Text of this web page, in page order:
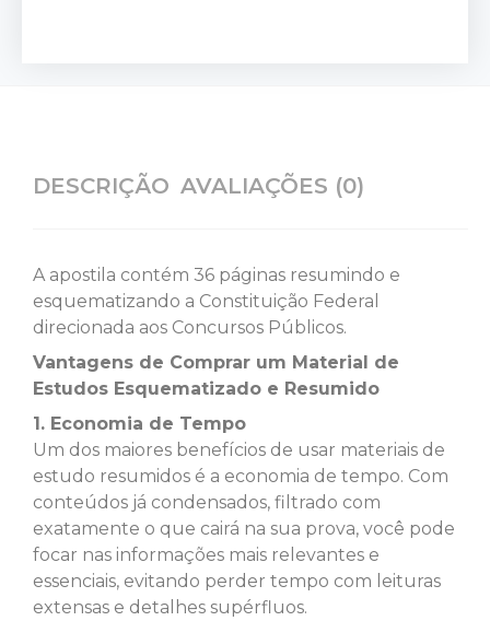
DESCRIÇÃO AVALIAÇÕES (0)
A apostila contém 36 páginas resumindo e
esquematizando a Constituição Federal
direcionada aos Concursos Públicos.
Vantagens de Comprar um Material de
Estudos Esquematizado e Resumido
1. Economia de Tempo
Um dos maiores benefícios de usar materiais de
estudo resumidos é a economia de tempo. Com
conteúdos já condensados, filtrado com
exatamente o que cairá na sua prova, você pode
focar nas informações mais relevantes e
essenciais, evitando perder tempo com leituras
extensas e detalhes supérfluos.